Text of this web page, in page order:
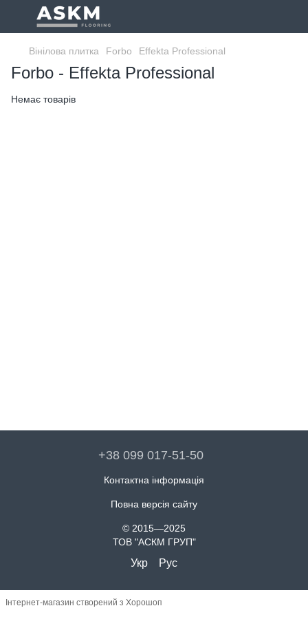
Вінілова плитка Forbo Effekta Professional
Forbo - Effekta Professional
Немає товарів
+38 099 017-51-50
Контактна інформація
Повна версія сайту
© 2015—2025
ТОВ "АСКМ ГРУП"
Укр Рус
Інтернет-магазин створений з Хорошоп